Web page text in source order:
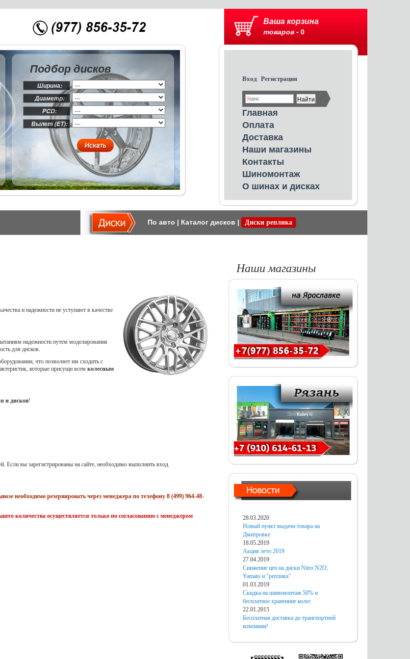
Ваша корзина
товаров - 0
Вход Регистрация
Главная
Оплата
Доставка
Наши магазины
Контакты
Шиномонтаж
О шинах и дисках
Подбор дисков
Ширина:
Диаметр:
PCD:
Вылет (ET):
По авто | Каталог дисков | Диски реплика
и надежности не уступают в качестве
надежности путем моделирования
для дисков.
что позволяет им сходить с
которые присущи всем колесным
и дисков!
Если вы зарегистрированы на сайте, необходимо выполнить вход.
необходимо резервировать через менеджера по телефону 8 (499) 964-48-
количества осуществляется только по согласованию с менеджером
Наши магазины
28.03.2020
Новый пункт выдачи товара на
Дмитровке
18.05.2019
Акция лето 2019
27.04.2019
Снижение цен на диски Nitro N2O,
Yamato и "реплика"
01.03.2019
Скидка на шиномонтаж 50% и
бесплатное хранениие колес
22.01.2015
Бесплатная доставка до транспортной
компании!